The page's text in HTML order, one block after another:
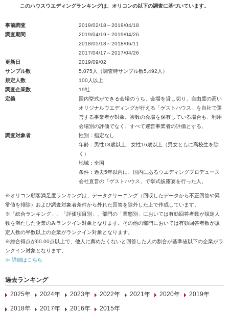
このハウスウエディングランキングは、オリコンの以下の調査に基づいています。
事前調査
2019/02/18～2019/04/18
調査期間
2019/04/19～2019/04/26
2018/05/18～2018/06/11
2017/04/17～2017/04/26
更新日
2019/09/02
サンプル数
5,075人（調査時サンプル数5,492人）
規定人数
100人以上
調査企業数
19社
定義
国内挙式ができる会場のうち、会場を貸し切り、自由度の高い
オリジナルウエディングが行える「ゲストハウス」を自社で運
営する事業者が対象。複数の会場を保有している場合も、利用
会場別の評価でなく、すべて運営事業者の評価とする。
調査対象者
性別：指定なし
年齢：男性18歳以上、女性16歳以上（男女ともに高校生を除
く）
地域：全国
条件：過去5年以内に、国内にあるウエディングプロデュース
会社直営の「ゲストハウス」で挙式披露宴を行った人。
※オリコン顧客満足度ランキングは、データクリーニング（回収したデータから不正回答や異
常値を排除）および調査対象者条件から外れた回答を除外した上で作成しています。
※「総合ランキング」、「評価項目別」、部門の「業態別」においては有効回答者数が規定人
数を満たした企業のみランクイン対象となります。その他の部門においては有効回答者数が規
定人数の半数以上の企業がランクイン対象となります。
※総合得点が60.00点以上で、他人に薦めたくないと回答した人の割合が基準値以下の企業がラ
ンクイン対象となります。
≫ 詳細はこちら
過去ランキング
2025年
2024年 2023年 2022年 2021年 2020年
2019年
2018年
2017年 2016年 2015年